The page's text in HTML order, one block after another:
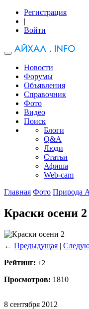
Регистрация
|
Войти
Новости
Форумы
Объявления
Справочник
Фото
Видео
Поиск
Блоги
Q&A
Люди
Статьи
Афиша
Web-cam
Главная Фото Природа
Краски осени 2
← Предыдущая |
Рейтинг: +2
Просмотров: 1810
8 сентября 2012